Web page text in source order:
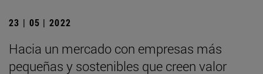
23 | 05 | 2022
Hacia un mercado con empresas más
pequeñas y sostenibles que creen valor